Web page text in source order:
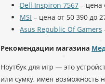
Dell Inspiron 7567 – цена
MSI – цена от 50 390 до
Asus Republic Of Gamers
Рекомендации магазина
Ноутбук для игр — это
или сумку, имея возможность